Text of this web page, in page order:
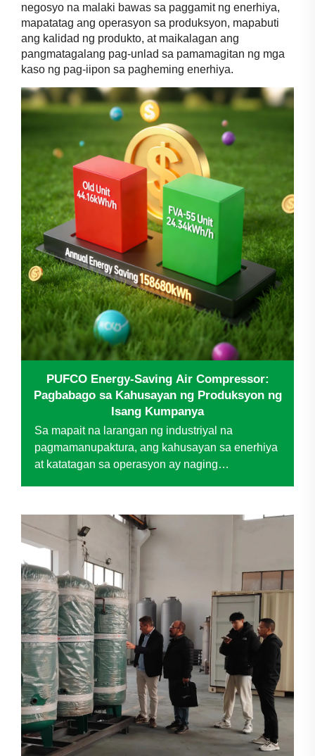
negosyo na malaki bawas sa paggamit ng enerhiya,
mapatatag ang operasyon sa produksyon, mapabuti
ang kalidad ng produkto, at maikalagan ang
pangmatagalang pag-unlad sa pamamagitan ng mga
kaso ng pag-iipon sa pagheming enerhiya.
PUFCO Energy-Saving Air Compressor:
Pagbabago sa Kahusayan ng Produksyon ng
Isang Kumpanya
Sa mapait na larangan ng industriyal na
pagmamanupaktura, ang kahusayan sa enerhiya
at katatagan sa operasyon ay naging
espesyal na wire mesh, ay humaharap sa mga
hamon kaugnay ng pagseneyl ng kanilang
sistema ng hangin...